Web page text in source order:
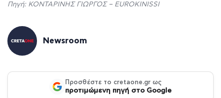
Πηγή: ΚΟΝΤΑΡΙΝΗΣ ΓΙΩΡΓΟΣ – EUROKINISSI
Newsroom
Προσθέστε το cretaone.gr ως
προτιμώμενη πηγή στο Google